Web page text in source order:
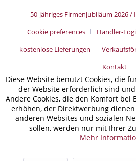
50-jähriges Firmenjubiläum 2026 /
Cookie preferences
Händler-
kostenlose Lieferungen
Kontakt
Diese Website benutzt Cookies, die
der Website erforderlich sind
Andere Cookies, die den Komfort bei
erhöhen, der Direktwerbung
anderen Websites und sozialen
sollen, werden nur mit Ihrer
Mehr